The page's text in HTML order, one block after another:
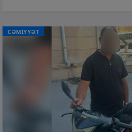
CƏMİYYƏT